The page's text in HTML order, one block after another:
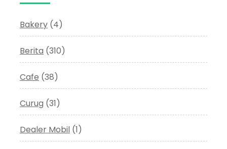
Bakery (4)
Berita (310)
Cafe (38)
Curug (31)
Dealer Mobil (1)